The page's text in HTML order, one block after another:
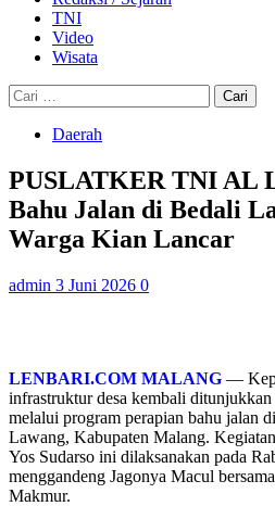
TNI
Video
Wisata
Cari
untuk:
Daerah
PUSLATKER TNI AL
Bahu Jalan di Bedali
Warga Kian Lancar
admin 3 Juni 2026 0
LENBARI.COM MALANG —
infrastruktur desa kembali
melalui program perapian bahu jalan
Lawang, Kabupaten Malang.
Yos Sudarso ini dilaksanakan pada
menggandeng Jagonya Macul
Makmur.